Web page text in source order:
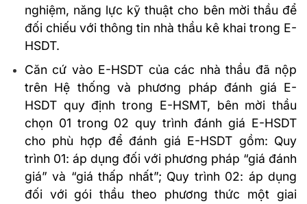
nghiệm, năng lực kỹ thuật cho bên mời thầu để
đối chiếu với thông tin nhà thầu kê khai trong E-
HSDT.
Căn cứ vào E-HSDT của các nhà thầu đã nộp
trên Hệ thống và phương pháp đánh giá E-
HSDT quy định trong E-HSMT, bên mời thầu
chọn 01 trong 02 quy trình đánh giá E-HSDT
cho phù hợp để đánh giá E-HSDT gồm: Quy
trình 01: áp dụng đối với phương pháp “giá đánh
giá” và “giá thấp nhất”; Quy trình 02: áp dụng
đối với gói thầu theo phương thức một giai